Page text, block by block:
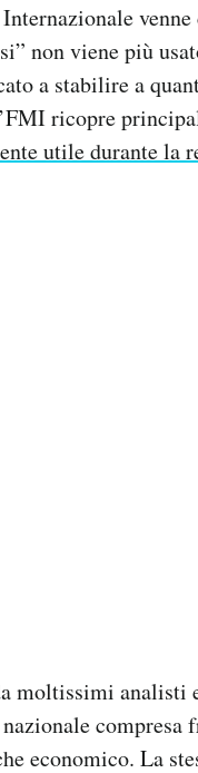
non viene più
a stabilire a
ricopre
utile durante la
moltissimi analisti
economico. La